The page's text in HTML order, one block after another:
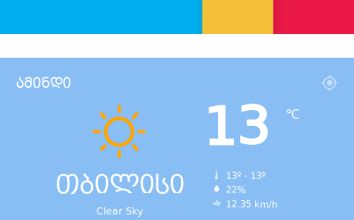
ამინდი
თბილისი
Clear Sky
13 ℃
13º - 13º
22%
12.35 km/h